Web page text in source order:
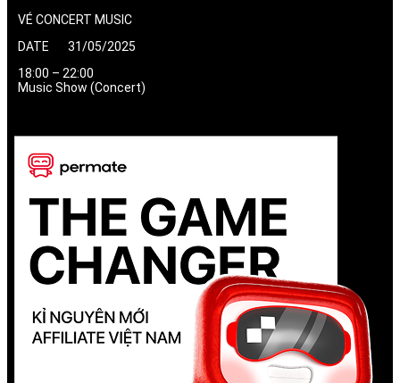
VÉ CONCERT MUSIC
DATE 31/05/2025
18:00 – 22:00
Music Show (Concert)